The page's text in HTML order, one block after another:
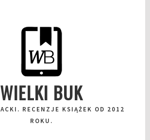
WIELKI BUK
RECENZJE KSIĄŻEK OD 2012
ROKU.